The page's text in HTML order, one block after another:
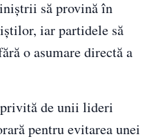
să provină în
iar partidele să
o asumare directă a
privită de unii lideri
pentru evitarea unei